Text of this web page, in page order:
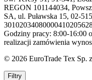
REGON 101144034,
SA, ul. Puławska 15, 02-
Godziny pracy: 8:00-16:00
realizacji zamówienia
© 2026 EuroTrade Tex Sp.
Filtry